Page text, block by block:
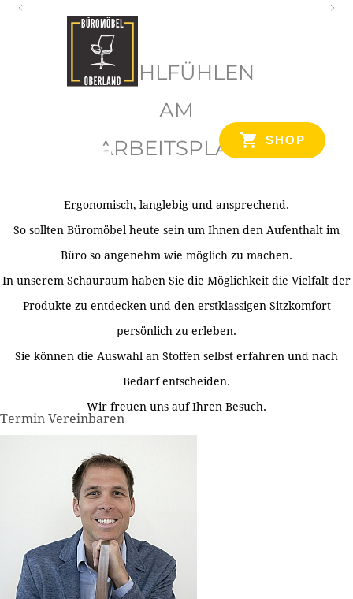
SHOP
WOHLFÜHLEN
AM
ARBEITSPLATZ
Ergonomisch, langlebig und ansprechend.
So sollten Büromöbel heute sein um Ihnen den Aufenthalt im
Büro so angenehm wie möglich zu machen.
In unserem Schauraum haben Sie die Möglichkeit die Vielfalt der
Produkte zu entdecken und den erstklassigen Sitzkomfort
persönlich zu erleben.
Sie können die Auswahl an Stoffen selbst erfahren und nach
Bedarf entscheiden.
Wir freuen uns auf Ihren Besuch.
Termin Vereinbaren